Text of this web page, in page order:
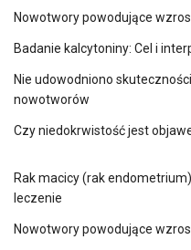
Nowotwory powodujące
Badanie kalcytoniny: Cel i
Nie udowodniono
nowotworów
Czy niedokrwistość jest
Rak macicy (rak
leczenie
Nowotwory powodujące